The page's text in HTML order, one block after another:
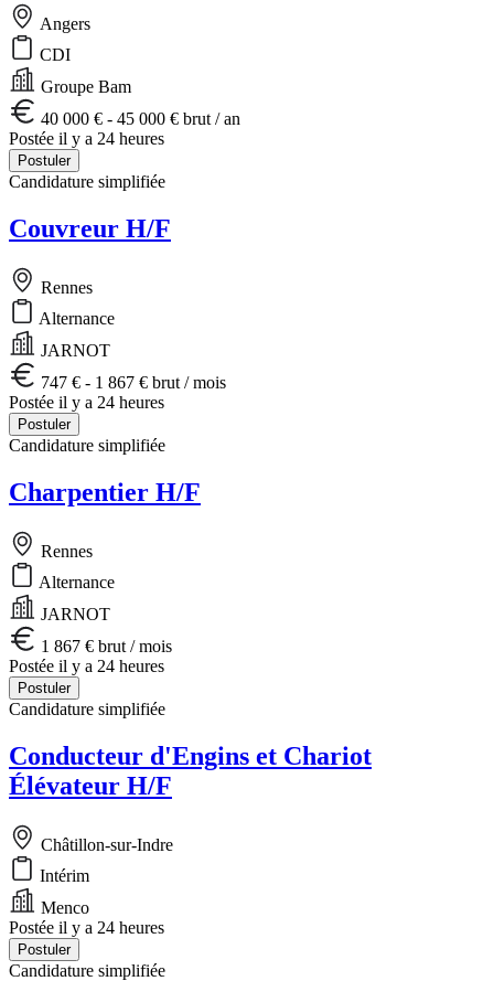
Angers
CDI
Groupe Bam
40 000 € - 45 000 € brut / an
Postée il y a 24 heures
Postuler
Candidature simplifiée
Couvreur H/F
Rennes
Alternance
JARNOT
747 € - 1 867 € brut / mois
Postée il y a 24 heures
Postuler
Candidature simplifiée
Charpentier H/F
Rennes
Alternance
JARNOT
1 867 € brut / mois
Postée il y a 24 heures
Postuler
Candidature simplifiée
Conducteur d'Engins et Chariot
Élévateur H/F
Châtillon-sur-Indre
Intérim
Menco
Postée il y a 24 heures
Postuler
Candidature simplifiée